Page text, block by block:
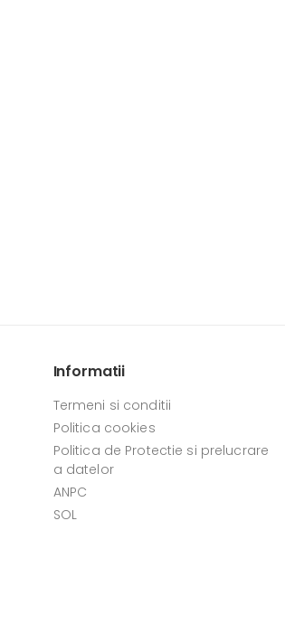
Informatii
Termeni si conditii
Politica cookies
Politica de Protectie si prelucrare
a datelor
ANPC
SOL